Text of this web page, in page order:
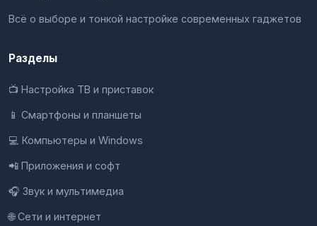
Всё о выборе и тонкой настройке современных гаджетов
Разделы
📺 Настройка ТВ и приставок
📱 Смартфоны и планшеты
💻 Компьютеры и Windows
📲 Приложения и софт
🎧 Звук и мультимедиа
🌐 Сети и интернет